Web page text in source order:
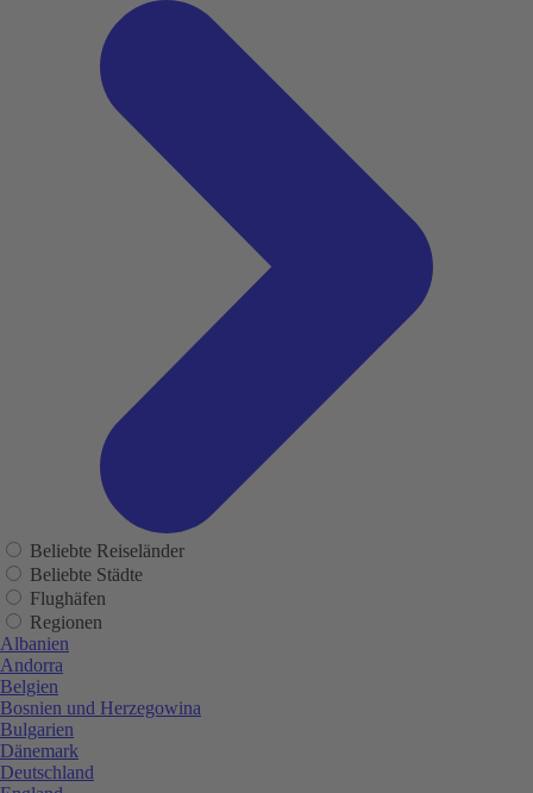
Beliebte Reiseländer
Beliebte Städte
Flughäfen
Regionen
Albanien
Andorra
Belgien
Bosnien und Herzegowina
Bulgarien
Dänemark
Deutschland